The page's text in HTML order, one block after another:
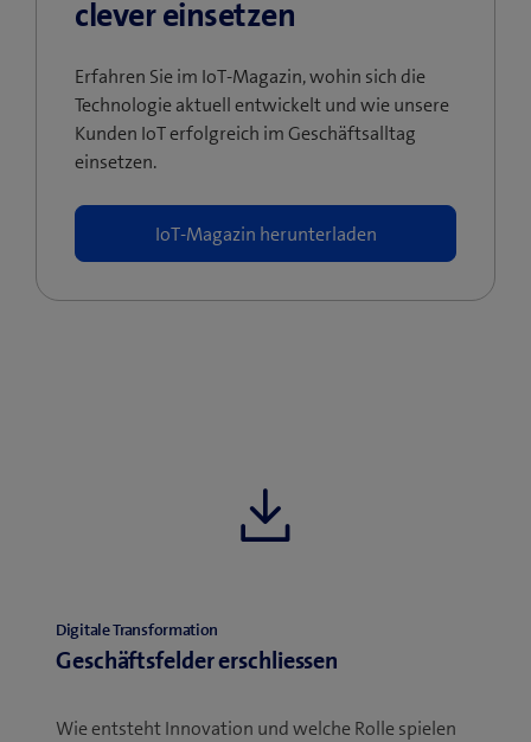
clever einsetzen
Erfahren Sie im IoT-Magazin, wohin sich die
Technologie aktuell entwickelt und wie unsere
Kunden IoT erfolgreich im Geschäftsalltag
einsetzen.
IoT-Magazin herunterladen
Digitale Transformation
Geschäftsfelder erschliessen
Wie entsteht Innovation und welche Rolle spielen